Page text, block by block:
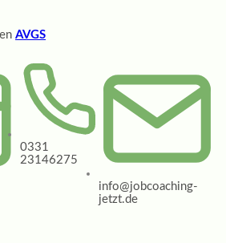
AVGS
0331
23146275
info@jobcoaching-
jetzt.de